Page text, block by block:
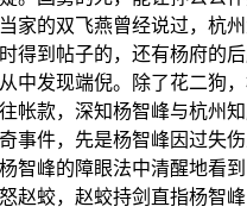
家的双飞燕曾经说过，杭
得到帖子的，还有杨府
中发现端倪。除了花二狗
帐款，深知杨智峰与杭州
事件，先是杨智峰因过
智峰的障眼法中清醒地看
赵蛟，赵蛟持剑直指杨智